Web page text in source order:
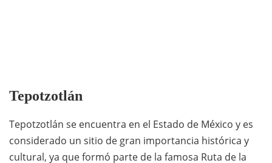
Tepotzotlán
Tepotzotlán se encuentra en el Estado de México y es
considerado un sitio de gran importancia histórica y
cultural, ya que formó parte de la famosa Ruta de la